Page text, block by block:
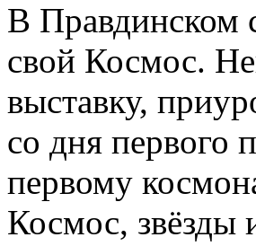
В Правдинском
свой Космос.
выставку,
со дня первого
первому
Космос, звёзды